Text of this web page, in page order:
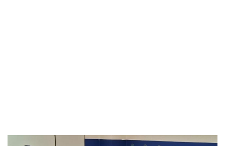
قضايا بترونية محور إجتماع عمل بين